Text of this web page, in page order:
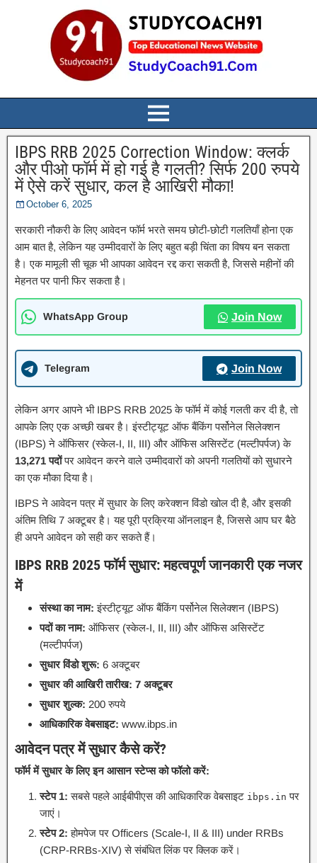
IBPS RRB 2025 Correction Window: क्लर्क
और पीओ फॉर्म में हो गई है गलती? सिर्फ 200 रुपये
में ऐसे करें सुधार, कल है आखिरी मौका!
October 6, 2025
सरकारी नौकरी के लिए आवेदन फॉर्म भरते समय छोटी-छोटी गलतियाँ होना एक
आम बात है, लेकिन यह उम्मीदवारों के लिए बहुत बड़ी चिंता का विषय बन सकता
है। एक मामूली सी चूक भी आपका आवेदन रद्द करा सकती है, जिससे महीनों की
मेहनत पर पानी फिर सकता है।
WhatsApp Group Join Now
Telegram Join Now
लेकिन अगर आपने भी IBPS RRB 2025 के फॉर्म में कोई गलती कर दी है, तो
आपके लिए एक अच्छी खबर है। इंस्टीट्यूट ऑफ बैंकिंग पर्सोनेल सिलेक्शन
(IBPS) ने ऑफिसर (स्केल-I, II, III) और ऑफिस असिस्टेंट (मल्टीपर्पज) के
13,271 पदोंपर आवेदन करने वाले उम्मीदवारों को अपनी गलतियों को सुधारने
का एक मौका दिया है।
IBPS ने आवेदन पत्र में सुधार के लिए करेक्शन विंडो खोल दी है, और इसकी
अंतिम तिथि 7 अक्टूबर है। यह पूरी प्रक्रिया ऑनलाइन है, जिससे आप घर बैठे
ही अपने आवेदन को सही कर सकते हैं।
IBPS RRB 2025 फॉर्म सुधार: महत्वपूर्ण जानकारी एक नजर
में
संस्था का नाम: इंस्टीट्यूट ऑफ बैंकिंग पर्सोनेल सिलेक्शन (IBPS)
पदों का नाम: ऑफिसर (स्केल-I, II, III) और ऑफिस असिस्टेंट
(मल्टीपर्पज)
सुधार विंडो शुरू: 6 अक्टूबर
सुधार की आखिरी तारीख: 7 अक्टूबर
सुधार शुल्क: 200 रुपये
आधिकारिक वेबसाइट: www.ibps.in
आवेदन पत्र में सुधार कैसे करें?
फॉर्म में सुधार के लिए इन आसान स्टेप्स को फॉलो करें:
स्टेप 1: सबसे पहले आईबीपीएस की आधिकारिक वेबसाइट ibps.in पर
जाएं।
स्टेप 2: होमपेज पर Officers (Scale-I, II & III) under RRBs
(CRP-RRBs-XIV) से संबंधित लिंक पर क्लिक करें।